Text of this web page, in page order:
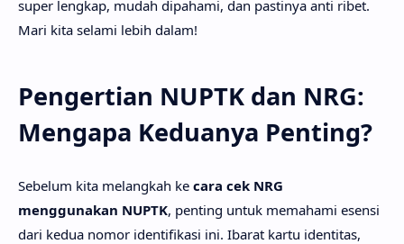
super lengkap, mudah dipahami, dan pastinya anti ribet.
Mari kita selami lebih dalam!
Pengertian NUPTK dan NRG:
Mengapa Keduanya Penting?
Sebelum kita melangkah ke cara cek NRG
menggunakan NUPTK, penting untuk memahami esensi
dari kedua nomor identifikasi ini. Ibarat kartu identitas,